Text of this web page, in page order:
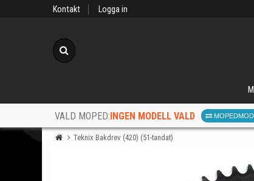
Kontakt Logga in
VALD MOPED:INGEN MODELL VALD
Teknix Bakdrev (420) (51-tandat)